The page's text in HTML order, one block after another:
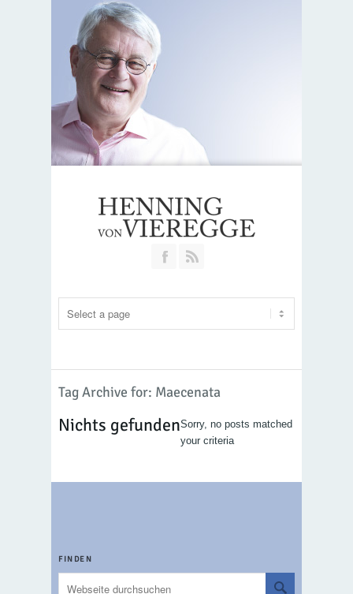
Join our Facebook Group
Tag Archive for: Maecenata
Nichts gefundenSorry, no posts matched
your criteria
FINDEN